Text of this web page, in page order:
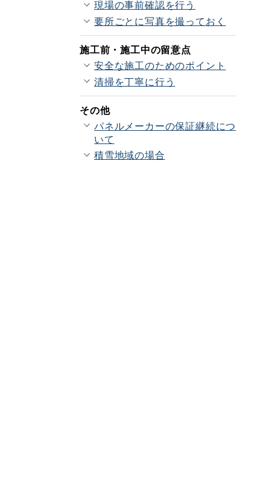
現場の事前確認を行う
要所ごとに写真を撮っておく
施工前・施工中の留意点
安全な施工のためのポイント
清掃を丁寧に行う
その他
パネルメーカーの保証継続につ
いて
積雪地域の場合